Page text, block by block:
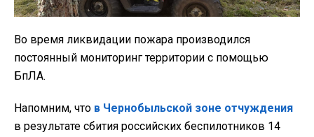
Во время ликвидации пожара производился
постоянный мониторинг территории с помощью
БпЛА.
Напомним, что в Чернобыльской зоне отчуждения
в результате сбития российских беспилотников 14